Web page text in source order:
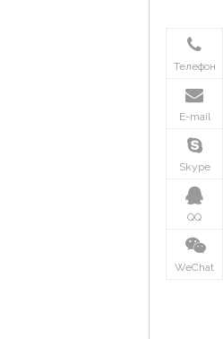
Телефон
E-mail
Skype
QQ
WeChat